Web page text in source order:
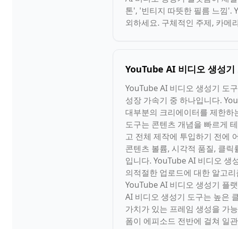
톤', '빈티지 따뜻한 필름 느낌'.
외하세요. 구체적인 주제, 카메
YouTube AI 비디오 생성
YouTube AI 비디오 생성기 도
성장 가속기 중 하나입니다.
대부분의 크리에이터를 제한하
도구는 콘텐츠 개념을 빠르게
고 전체 제작에 투입하기 전에
콘텐츠 볼륨, 시각적 품질, 클
입니다. YouTube AI 비디오 생
의적절한 업로드에 대한 알고
YouTube AI 비디오 생성기 플
AI 비디오 생성기 도구는 높은
가치가 있는 프레임 생성을 가
폼이 에피소드 전반에 걸쳐 일